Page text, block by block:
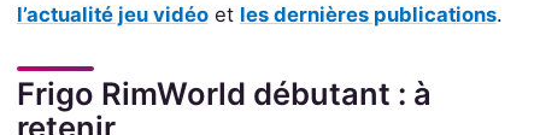
l’actualité jeu vidéoet les dernières publications.
Frigo RimWorld débutant : à
retenir